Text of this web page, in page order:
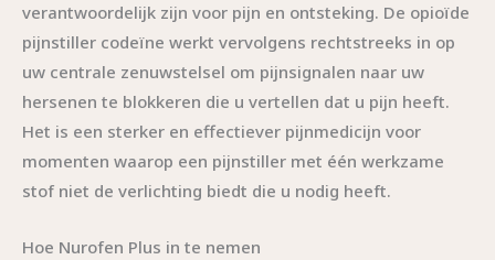
verantwoordelijk zijn voor pijn en ontsteking. De opioïde
pijnstiller codeïne werkt vervolgens rechtstreeks in op
uw centrale zenuwstelsel om pijnsignalen naar uw
hersenen te blokkeren die u vertellen dat u pijn heeft.
Het is een sterker en effectiever pijnmedicijn voor
momenten waarop een pijnstiller met één werkzame
stof niet de verlichting biedt die u nodig heeft.
Hoe Nurofen Plus in te nemen